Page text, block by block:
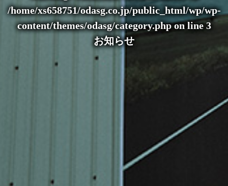
/home/xs658751/odasg.co.jp/public_html/wp/wp-
content/themes/odasg/category.phpon line3
お知らせ